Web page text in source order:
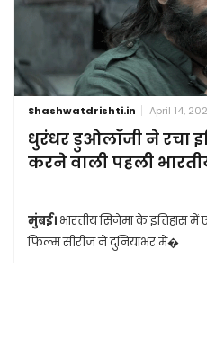
Shashwatdrishti.in April 14,
धुरंधर डुओलॉजी ने रचा
करने वाली पहली
मुंबई। भारतीय सिनेमा के इतिहास में
फिल्म सीरीज ने दुनियाभर मे�